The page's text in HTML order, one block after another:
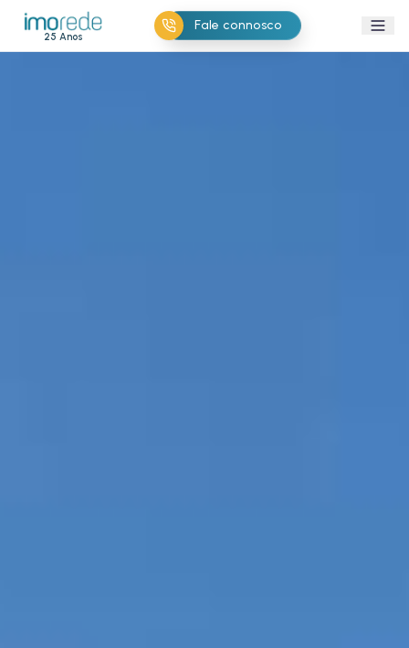
25 Anos
Fale connosco